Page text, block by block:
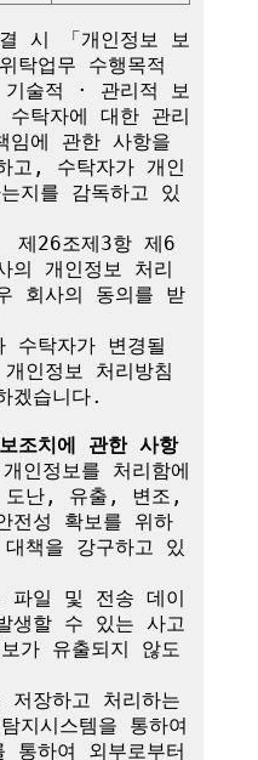
시 「개인정보 보
탁업무 수행목적
술적 · 관리적 보
탁자에 대한 관리
에 관한 사항을
고, 수탁자가 개인
지를 감독하고 있
제26조제3항 제6
의 개인정보 처리
회사의 동의를 받
수탁자가 변경될
인정보 처리방침
겠습니다.
조치에 관한 사항
인정보를 처리함에
도난, 유출, 변조,
전성 확보를 위하
책을 강구하고 있
파일 및 전송 데이
생할 수 있는 사고
가 유출되지 않도
장하고 처리하는
지시스템을 통하여
통하여 외부로부터